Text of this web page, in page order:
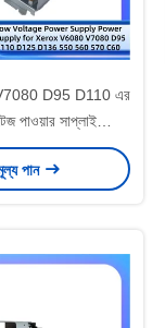
D95 D110 এর
পাওয়ার সাপ্লাই
পান